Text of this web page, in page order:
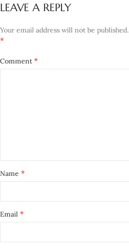
LEAVE A REPLY
Your email address will not be published.
*
Comment *
Name *
Email *